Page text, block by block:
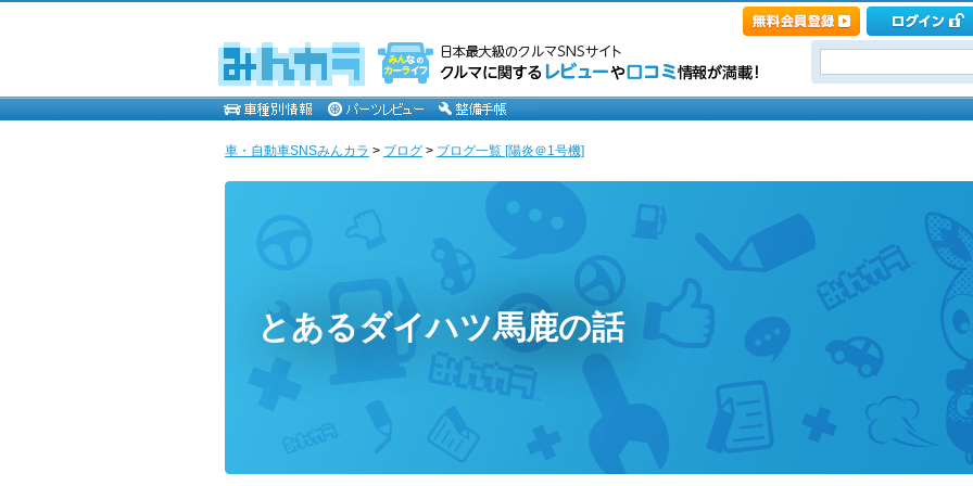
車・自動車SNSみんカラ > ブログ > ブログ一覧 [陽炎＠1号機]
とあるダイハツ馬鹿の話